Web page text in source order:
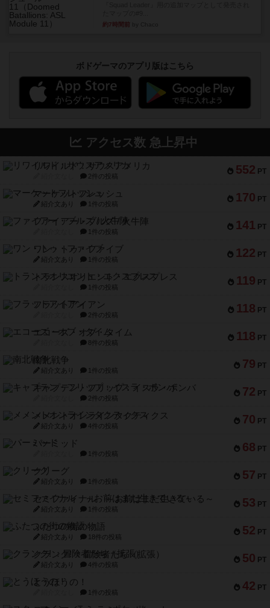
約7時間前
ボドゲーマのアプリ版はこちら
アクセス数 急上昇中
552 PT
リワイルド：サウスアメリカ
2件の投稿
170 PT
マーケットフレッシュ
紹介文あり 1件の投稿
141 PT
ファイアー・ブルズ / 火牛陣
1件の投稿
122 PT
ワン・トゥ・ファイブ
紹介文あり 1件の投稿
119 PT
トランスオリエント・エクスプレス
1件の投稿
118 PT
フラットアイアン
2件の投稿
118 PT
エコーズ・オブ・タイム
8件の投稿
79 PT
南北戦争
紹介文あり 1件の投稿
72 PT
キャプテン・フリップ：イスラ・ボンバ
2件の投稿
70 PT
メメントオンラインタクティクス
紹介文あり 4件の投稿
68 PT
パーミッド
1件の投稿
57 PT
クリーグ
紹介文あり 1件の投稿
53 PT
セミファイナル ～お前はまだ生きている～
紹介文あり 1件の投稿
52 PT
ふたつの街の物語
紹介文あり 18件の投稿
50 PT
クランク! ：冒険者たち（拡張）
紹介文あり 4件の投稿
42 PT
とうほうの！
1件の投稿